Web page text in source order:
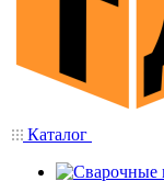
Каталог